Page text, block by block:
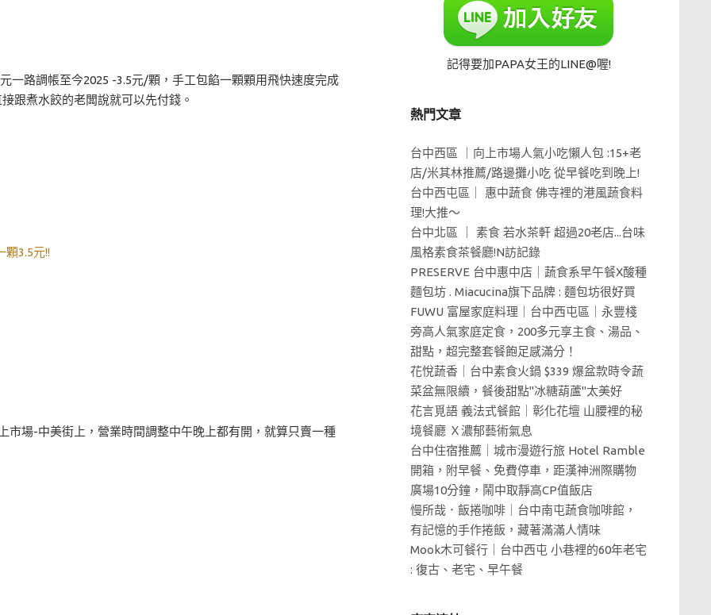
一路調帳至今2025 -3.5元/顆，手工包餡一顆顆用飛快速度完成
跟煮水餃的老闆說就可以先付錢。
顆3.5元!!
市場-中美街上，營業時間調整中午晚上都有開，就算只賣一種
記得要加PAPA女王的LINE@喔!
熱門文章
台中西區 ｜向上市場人氣小吃懶人包 :15+老
店/米其林推薦/路邊攤小吃 從早餐吃到晚上!
台中西屯區｜ 惠中蔬食 佛寺裡的港風蔬食料
理!大推～
台中北區 ｜ 素食 若水茶軒 超過20老店...台味
風格素食茶餐廳!N訪記錄
PRESERVE 台中惠中店｜蔬食系早午餐X酸種
麵包坊 . Miacucina旗下品牌 : 麵包坊很好買
FUWU 富屋家庭料理｜台中西屯區｜永豐棧
旁高人氣家庭定食，200多元享主食、湯品、
甜點，超完整套餐飽足感滿分！
花悅蔬香｜台中素食火鍋 $339 爆盆款時令蔬
菜盆無限續，餐後甜點"冰糖葫蘆"太美好
花言覓語 義法式餐館｜彰化花壇 山腰裡的秘
境餐廳 Ｘ濃郁藝術氣息
台中住宿推薦｜城市漫遊行旅 Hotel Ramble
開箱，附早餐、免費停車，距漢神洲際購物
廣場10分鐘，鬧中取靜高CP值飯店
慢所哉．飯捲咖啡｜台中南屯蔬食咖啡館，
有記憶的手作捲飯，藏著滿滿人情味
Mook木可餐行｜台中西屯 小巷裡的60年老宅
: 復古、老宅、早午餐